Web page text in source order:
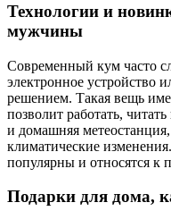
Технологии и
мужчины
Современный кум часто
электронное устройство
решением. Такая вещь
позволит работать,
и домашняя
климатические
популярны и относятся к
Подарки для дома,